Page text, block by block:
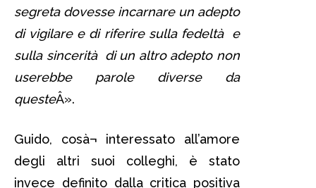
segreta dovesse incarnare un adepto
di vigilare e di riferire sulla fedeltà e
sulla sincerità di un altro adepto non
userebbe parole diverse da
questeÂ».
Guido, cosà¬ interessato all’amore
degli altri suoi colleghi, è stato
invece definito dalla critica positiva